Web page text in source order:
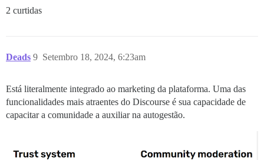
2 curtidas
Deads Setembro 18, 2024, 6:23am
9
Está literalmente integrado ao marketing da plataforma. Uma das
funcionalidades mais atraentes do Discourse é sua capacidade de
capacitar a comunidade a auxiliar na autogestão.